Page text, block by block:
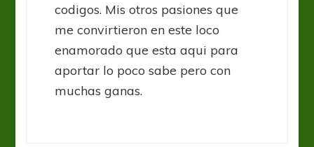
codigos. Mis otros pasiones que
me convirtieron en este loco
enamorado que esta aqui para
aportar lo poco sabe pero con
muchas ganas.